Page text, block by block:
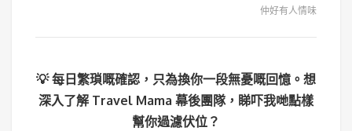
仲好有人情味
💡 每日繁瑣嘅確認，只為換你一段無憂嘅回憶。想
深入了解 Travel Mama 幕後團隊，睇吓我哋點樣
幫你過濾伏位？